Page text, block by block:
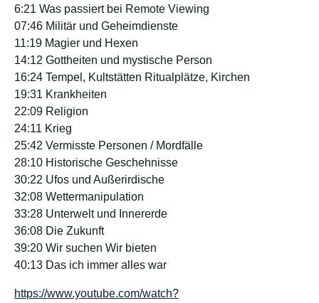
6:21 Was passiert bei Remote Viewing
07:46 Militär und Geheimdienste
11:19 Magier und Hexen
14:12 Gottheiten und mystische Person
16:24 Tempel, Kultstätten Ritualplätze, Kirchen
19:31 Krankheiten
22:09 Religion
24:11 Krieg
25:42 Vermisste Personen / Mordfälle
28:10 Historische Geschehnisse
30:22 Ufos und Außerirdische
32:08 Wettermanipulation
33:28 Unterwelt und Innererde
36:08 Die Zukunft
39:20 Wir suchen Wir bieten
40:13 Das ich immer alles war
https://www.youtube.com/watch?